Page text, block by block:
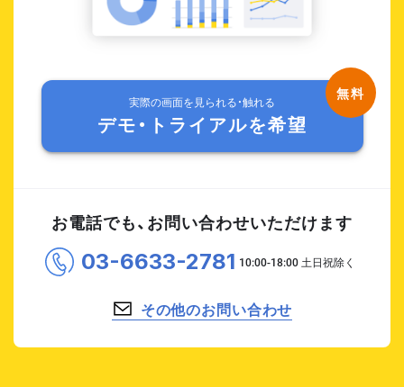
実際の画面を見られる・触れる
デモ・トライアルを希望
お電話でも、お問い合わせいただけます
03-6633-2781
その他のお問い合わせ